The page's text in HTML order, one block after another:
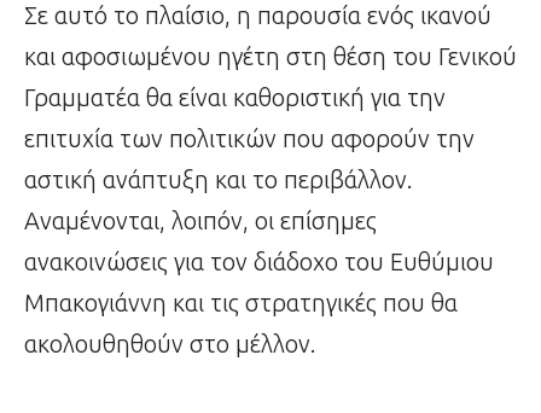
Σε αυτό το πλαίσιο, η παρουσία ενός ικανού
και αφοσιωμένου ηγέτη στη θέση του Γενικού
Γραμματέα θα είναι καθοριστική για την
επιτυχία των πολιτικών που αφορούν την
αστική ανάπτυξη και το περιβάλλον.
Αναμένονται, λοιπόν, οι επίσημες
ανακοινώσεις για τον διάδοχο του Ευθύμιου
Μπακογιάννη και τις στρατηγικές που θα
ακολουθηθούν στο μέλλον.